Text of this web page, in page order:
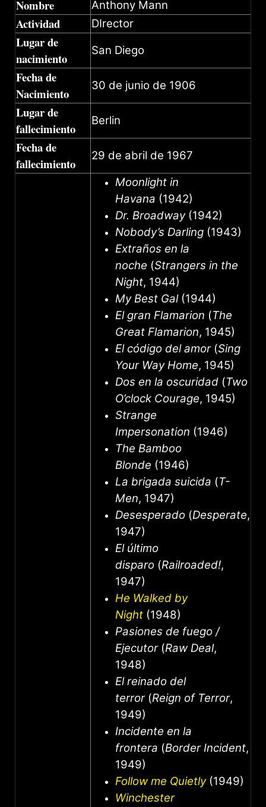
Nombre Anthony Mann
Actividad DIrector
Lugar de
nacimiento
San Diego
Fecha de
Nacimiento
30 de junio de 1906
Lugar de
fallecimiento
Berlin
Fecha de
fallecimiento
29 de abril de 1967
Moonlight in
Havana (1942)
Dr. Broadway(1942)
Nobody’s Darling (1943)
Extraños en la
noche (Strangers in the
Night, 1944)
My Best Gal(1944)
El gran Flamarion (The
Great Flamarion, 1945)
El código del amor(Sing
Your Way Home, 1945)
Dos en la oscuridad (Two
O’clock Courage, 1945)
Strange
Impersonation (1946)
The Bamboo
Blonde (1946)
La brigada suicida (T-
Men, 1947)
Desesperado (Desperate,
1947)
El último
disparo (Railroaded!,
1947)
He Walked by
Night (1948)
Pasiones de fuego /
Ejecutor(Raw Deal,
1948)
El reinado del
terror(Reign of Terror,
1949)
Incidente en la
frontera (Border Incident,
1949)
Follow me Quietly(1949)
Winchester